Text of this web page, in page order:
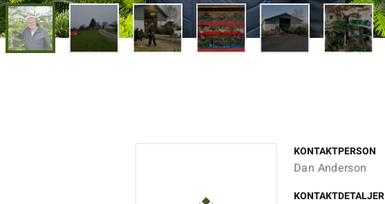
KONTAKTPERSON
Dan Anderson
KONTAKTDETALJER